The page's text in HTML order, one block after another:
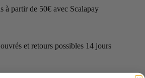
à partir de 50€ avec Scalapay
et retours possibles 14 jours